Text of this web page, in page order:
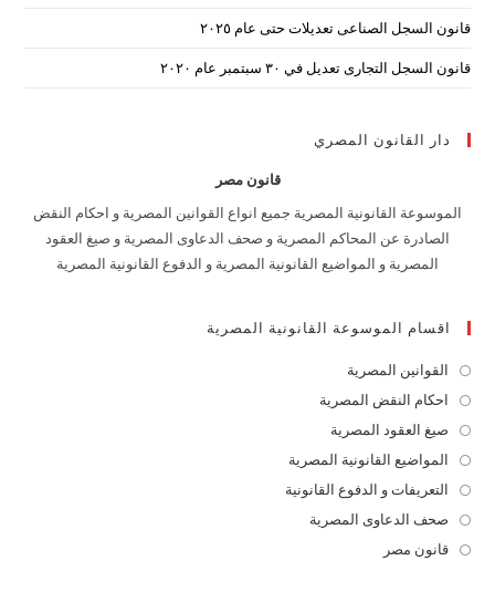
قانون السجل الصناعى تعديلات حتى عام ٢٠٢٥
قانون السجل التجارى تعديل في ٣٠ سبتمبر عام ٢٠٢٠
دار القانون المصري
قانون مصر
الموسوعة القانونية المصرية جميع انواع القوانين المصرية و احكام النقض
الصادرة عن المحاكم المصرية و صحف الدعاوى المصرية و صيغ العقود
المصرية و المواضيع القانونية المصرية و الدفوع القانونية المصرية
اقسام الموسوعة القانونية المصرية
القوانين المصرية
in
a
new
tab
احكام النقض المصرية
a
new
صيغ العقود المصرية
in
a
new
المواضيع القانونية المصرية
inالتعريفات و الدفوع القانونية
صحف الدعاوى المصرية
قانون مصر